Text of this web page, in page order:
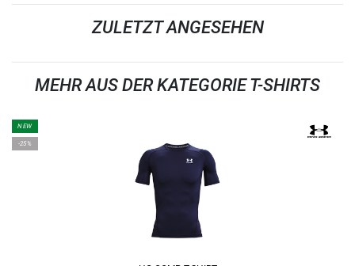
ZULETZT ANGESEHEN
MEHR AUS DER KATEGORIE T-SHIRTS
NEW
-25%